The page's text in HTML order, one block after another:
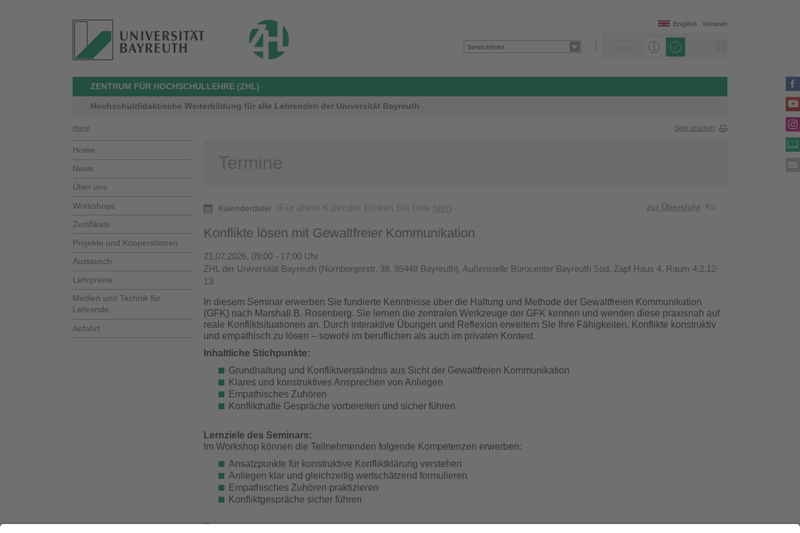
Intranet
English
Servicelinks
ZENTRUM FÜR HOCHSCHULLEHRE (ZHL)
Hochschuldidaktische Weiterbildung für alle Lehrenden der Universität Bayreuth
Home Seite drucken
Home
News
Über uns
Workshops
Zertifikate
Projekte und Kooperationen
Austausch
Lehrpreise
Medien und Technik für
Lehrende
Anfahrt
Termine
Kalenderdatei (Für ältere Kalender klicken Sie bitte hier) zur Übersicht
Konflikte lösen mit Gewaltfreier Kommunikation
21.07.2026, 09:00 - 17:00 Uhr
ZHL der Universität Bayreuth (Nürnbergerstr. 38, 95448 Bayreuth), Außenstelle Bürocenter Bayreuth Süd, Zapf Haus 4, Raum 4.2.12-
13​
In diesem Seminar erwerben Sie fundierte Kenntnisse über die Haltung und Methode der Gewaltfreien Kommunikation
(GFK) nach Marshall B. Rosenberg. Sie lernen die zentralen Werkzeuge der GFK kennen und wenden diese praxisnah auf
reale Konfliktsituationen an. Durch interaktive Übungen und Reflexion erweitern Sie Ihre Fähigkeiten, Konflikte konstruktiv
und empathisch zu lösen – sowohl im beruflichen als auch im privaten Kontext.
Inhaltliche Stichpunkte:
Grundhaltung und Konfliktverständnis aus Sicht der Gewaltfreien Kommunikation
Klares und konstruktives Ansprechen von Anliegen
Empathisches Zuhören
Konflikthafte Gespräche vorbereiten und sicher führen
Lernziele des Seminars:
Im Workshop können die Teilnehmenden folgende Kompetenzen erwerben:
Ansatzpunkte für konstruktive Konfliktklärung verstehen
Anliegen klar und gleichzeitig wertschätzend formulieren
Empathisches Zuhören praktizieren
Konfliktgespräche sicher führen